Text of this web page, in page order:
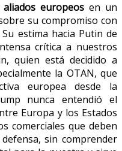
europeosen un
su compromiso con
estima hacia Putin de
crítica a nuestros
quien está decidido a
la OTAN, que
europea desde la
nunca entendió el
Europa y los Estados
comerciales que deben
sin comprender